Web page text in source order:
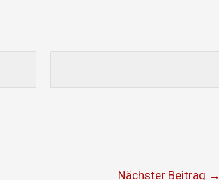
Nächster Beitrag →